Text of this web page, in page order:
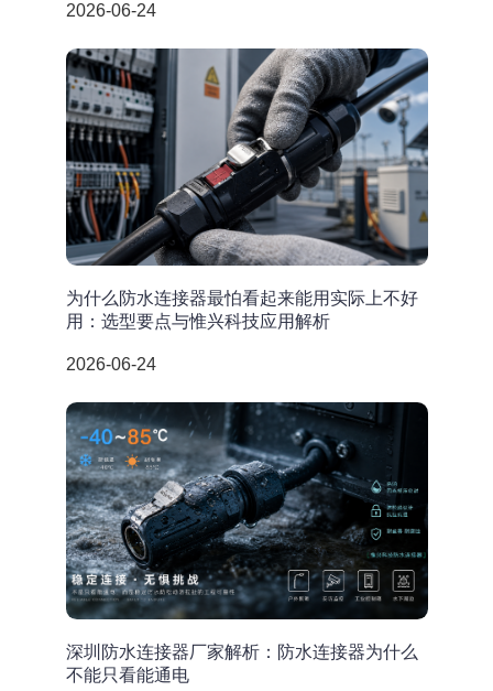
2026-06-24
为什么防水连接器最怕看起来能用实际上不好
用：选型要点与惟兴科技应用解析
2026-06-24
深圳防水连接器厂家解析：防水连接器为什么
不能只看能通电